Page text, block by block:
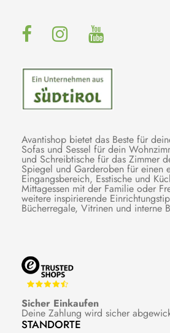
Avantishop bietet das Beste für
Sofas und Sessel für dein
und Schreibtische für das Zimmer
Spiegel und Garderoben für einen
Eingangsbereich, Esstische und
Mittagessen mit der Familie oder
weitere inspirierende
Bücherregale, Vitrinen und interne
Sicher Einkaufen
Deine Zahlung wird sicher
STANDORTE